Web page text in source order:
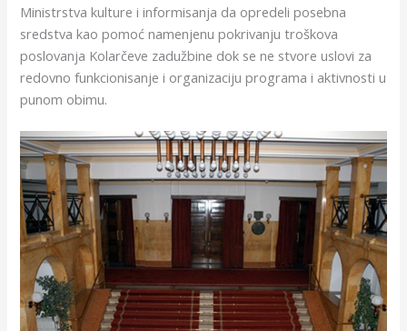
Ministrstva kulture i informisanja da opredeli posebna
sredstva kao pomoć namenjenu pokrivanju troškova
poslovanja Kolarčeve zadužbine dok se ne stvore uslovi za
redovno funkcionisanje i organizaciju programa i aktivnosti u
punom obimu.